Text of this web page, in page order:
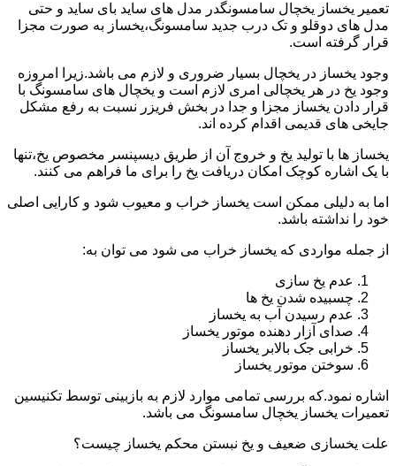
تعمیر یخساز یخچال سامسونگدر مدل های ساید بای ساید و حتی
مدل های دوقلو و تک درب جدید سامسونگ،یخساز به صورت مجزا
قرار گرفته است.
وجود یخساز در یخچال بسیار ضروری و لازم می باشد.زیرا امروزه
وجود یخ در هر یخچالی امری لازم است و یخچال های سامسونگ با
قرار دادن یخساز مجزا و جدا در بخش فریزر نسبت به رفع مشکل
جایخی های قدیمی اقدام کرده اند.
یخساز ها با تولید یخ و خروج آن از طریق دیسپنسر مخصوص یخ،تنها
با یک اشاره کوچک امکان دریافت یخ را برای ما فراهم می کنند.
اما به دلیلی ممکن است یخساز خراب و معیوب شود و کارایی اصلی
خود را نداشته باشد.
از جمله مواردی که یخساز خراب می شود می توان به:
عدم یخ سازی
چسبیده شدن یخ ها
عدم رسیدن آب به یخساز
صدای آزار دهنده موتور یخساز
خرابی جک بالابر یخساز
سوختن موتور یخساز
اشاره نمود.که بررسی تمامی موارد لازم به بازبینی توسط تکنیسین
تعمیرات یخساز یخچال سامسونگ می باشد.
علت یخسازی ضعیف و یخ نبستن محکم یخساز چیست؟